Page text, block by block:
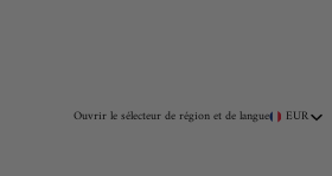
Ouvrir le sélecteur de région et de langue EUR